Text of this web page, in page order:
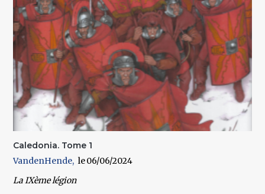
Caledonia. Tome 1
VandenHende
06/06/2024
La IXème légion